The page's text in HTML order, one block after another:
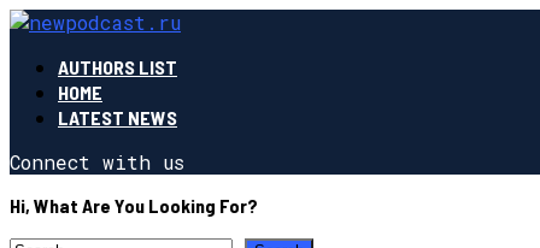
AUTHORS LIST
HOME
LATEST NEWS
Connect with us
Hi, What Are You Looking For?